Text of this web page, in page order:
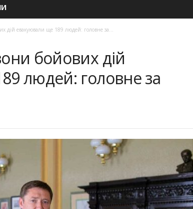
дій евакуювали ще 189 людей: головне за...
бойових дій
людей: головне за